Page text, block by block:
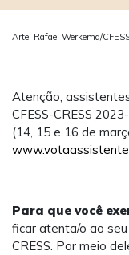
Arte: Rafael Werkema/
Atenção,
CFESS-CRESS
(14, 15 e 16 de
Para que você
ficar atenta/o ao
CRESS. Por meio